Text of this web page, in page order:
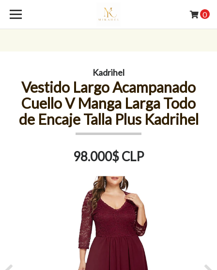
0
Kadrihel
Vestido Largo Acampanado
Cuello V Manga Larga Todo
de Encaje Talla Plus Kadrihel
98.000$ CLP